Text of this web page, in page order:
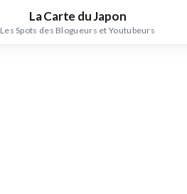
La Carte du Japon
Les Spots des Blogueurs et Youtubeurs